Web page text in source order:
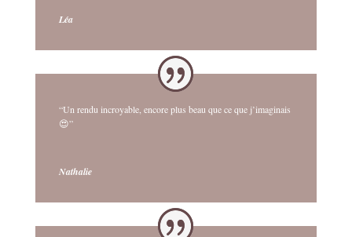
Léa
“Un rendu incroyable, encore plus beau que ce que j’imaginais
😍”
Nathalie